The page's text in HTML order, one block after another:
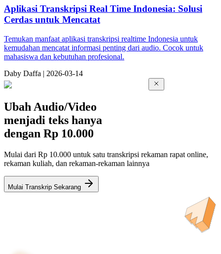
Aplikasi Transkripsi Real Time Indonesia: Solusi
Cerdas untuk Mencatat
Temukan manfaat aplikasi transkripsi realtime Indonesia untuk
kemudahan mencatat informasi penting dari audio. Cocok untuk
mahasiswa dan kebutuhan profesional.
Daby Daffa | 2026-03-14
Ubah Audio/Video
menjadi teks hanya
dengan Rp 10.000
Mulai dari Rp 10.000 untuk satu transkripsi rekaman rapat online,
rekaman kuliah, dan rekaman-rekaman lainnya
Mulai Transkrip Sekarang